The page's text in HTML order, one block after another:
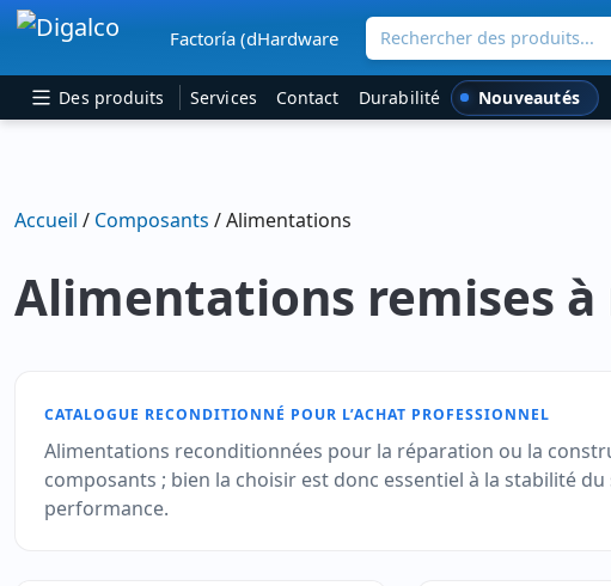
Navigation principale
Factoría (dHardware Rechercher des produits...
Des produits Services Contact Durabilité Nouveautés
Accueil / Composants / Alimentations
Alimentations remises à
CATALOGUE RECONDITIONNÉ POUR L’ACHAT PROFESSIONNEL
Alimentations reconditionnées pour la réparation ou la
composants ; bien la choisir est donc essentiel à la stabilité
performance.